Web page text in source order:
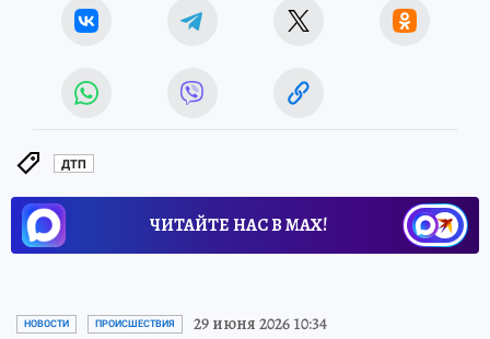
ДТП
ЧИТАЙТЕ НАС В МАХ!
НОВОСТИ ПРОИСШЕСТВИЯ 29 июня 2026 10:34